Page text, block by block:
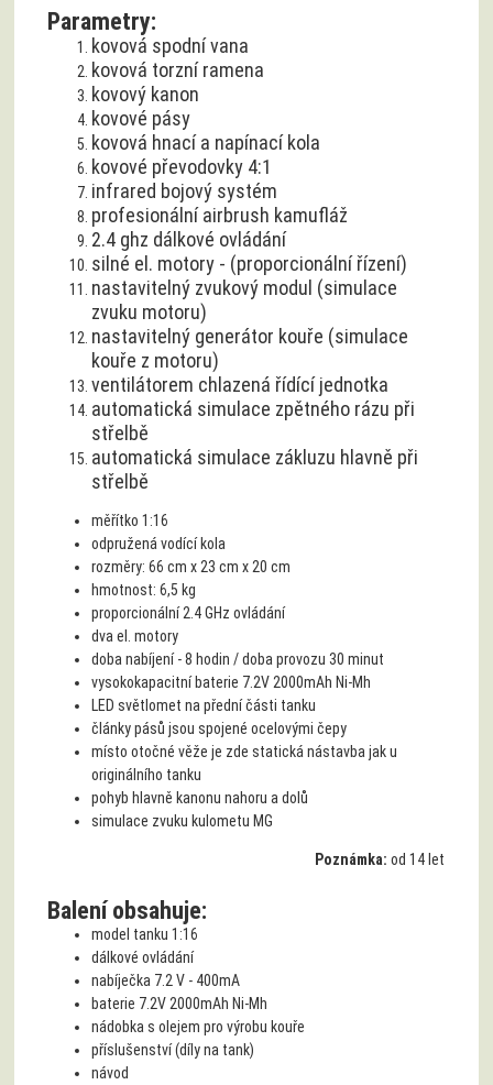
kovová spodní vana
kovová torzní ramena
kovový kanon
kovové pásy
kovová hnací a napínací kola
kovové převodovky 4:1
infrared bojový systém
profesionální airbrush kamufláž
2.4 ghz dálkové ovládání
silné el. motory - (proporcionální řízení)
nastavitelný zvukový modul (simulace
zvuku motoru)
nastavitelný generátor kouře (simulace
kouře z motoru)
ventilátorem chlazená řídící jednotka
automatická simulace zpětného rázu při
střelbě
automatická simulace zákluzu hlavně při
střelbě
měřítko 1:16
odpružená vodící kola
rozměry: 66 cm x 23 cm x 20 cm
hmotnost: 6,5 kg
proporcionální 2.4 GHz ovládání
dva el. motory
doba nabíjení - 8 hodin / doba provozu 30 minut
vysokokapacitní baterie 7.2V 2000mAh Ni-Mh
LED světlomet na přední části tanku
články pásů jsou spojené ocelovými čepy
místo otočné věže je zde statická nástavba jak u
originálního tanku
pohyb hlavně kanonu nahoru a dolů
simulace zvuku kulometu MG
model tanku 1:16
dálkové ovládání
nabíječka 7.2 V - 400mA
baterie 7.2V 2000mAh Ni-Mh
nádobka s olejem pro výrobu kouře
příslušenství (díly na tank)
návod